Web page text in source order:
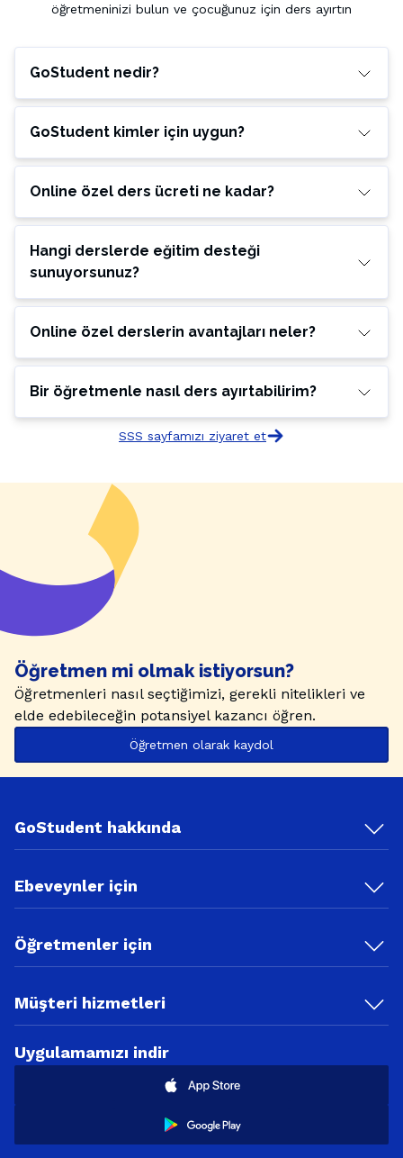
öğretmeninizi bulun ve çocuğunuz için ders ayırtın
GoStudent nedir?
GoStudent kimler için uygun?
Online özel ders ücreti ne kadar?
Hangi derslerde eğitim desteği
sunuyorsunuz?
Online özel derslerin avantajları neler?
Bir öğretmenle nasıl ders ayırtabilirim?
SSS sayfamızı ziyaret et
Öğretmen mi olmak istiyorsun?
Öğretmenleri nasıl seçtiğimizi, gerekli nitelikleri ve
elde edebileceğin potansiyel kazancı öğren.
Öğretmen olarak kaydol
GoStudent hakkında
Ebeveynler için
Öğretmenler için
Müşteri hizmetleri
Uygulamamızı indir